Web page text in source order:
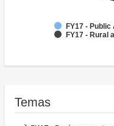
FY17 -
FY17 - Rural
Temas